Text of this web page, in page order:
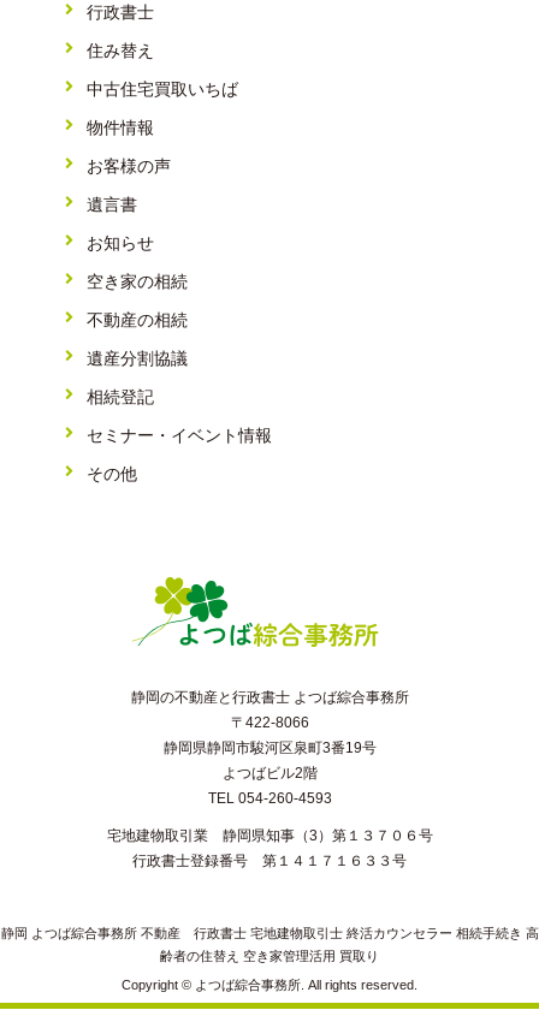
行政書士
住み替え
中古住宅買取いちば
物件情報
お客様の声
遺言書
お知らせ
空き家の相続
不動産の相続
遺産分割協議
相続登記
セミナー・イベント情報
その他
静岡の不動産と行政書士 よつば綜合事務所
〒422-8066
静岡県静岡市駿河区泉町3番19号
よつばビル2階
TEL 054-260-4593
宅地建物取引業 静岡県知事（3）第１３７０６号
行政書士登録番号 第１４１７１６３３号
静岡 よつば綜合事務所 不動産 行政書士 宅地建物取引士 終活カウンセラー 相続手続き 高
齢者の住替え 空き家管理活用 買取り
Copyright © よつば綜合事務所. All rights reserved.